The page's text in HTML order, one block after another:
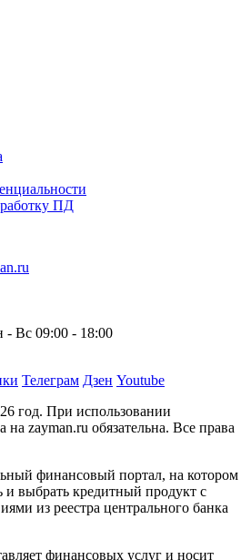
ПД
Вс 09:00 - 18:00
Телеграм Дзен Youtube
год. При использовании
на zayman.ru обязательна. Все права
финансовый портал, на котором
выбрать кредитный продукт с
из реестра центрального банка
финансовых услуг и носит